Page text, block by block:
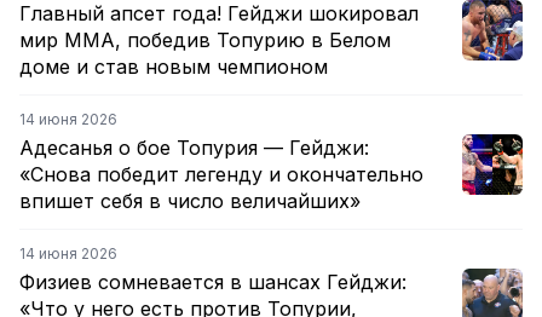
Главный апсет года! Гейджи шокировал
мир ММА, победив Топурию в Белом
доме и став новым чемпионом
14 июня 2026
Адесанья о бое Топурия — Гейджи:
«Снова победит легенду и окончательно
впишет себя в число величайших»
14 июня 2026
Физиев сомневается в шансах Гейджи:
«Что у него есть против Топурии,